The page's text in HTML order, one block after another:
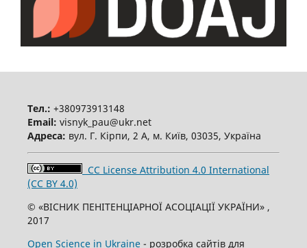
Тел.: +380973913148
Email: visnyk_pau@ukr.net
Адреса: вул. Г. Кірпи, 2 А, м. Київ, 03035, Україна
CC License Attribution 4.0 International
(CC BY 4.0)
© «ВІСНИК ПЕНІТЕНЦІАРНОЇ АСОЦІАЦІЇ УКРАЇНИ» ,
2017
Open Science in Ukraine- розробка сайтів для